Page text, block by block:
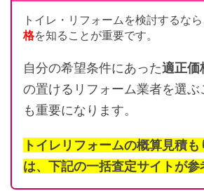
トイレ・リフォームを検討するな
格を知ることが重要です。
自分の希望条件にあった適正価
の置けるリフォーム業者を選ぶ
も重要になります。
トイレリフォームの概算見積
は、下記の一括査定サイトが参